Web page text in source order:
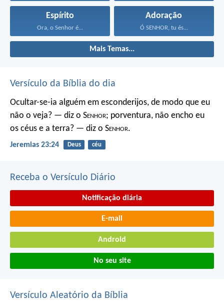
Espírito
Ora, o Senhor é...
Adoração
Ó SENHOR, tu és...
Mais Temas...
Versículo da Bíblia do dia
Ocultar-se-ia alguém em esconderijos, de modo que eu
não o veja? — diz o Senhor; porventura, não encho eu
os céus e a terra? — diz o Senhor.
Jeremias 23:24 Deus céu
Receba o Versículo Diário
Notificação diária
E-mail
Android
No seu site
Versículo Aleatório da Bíblia